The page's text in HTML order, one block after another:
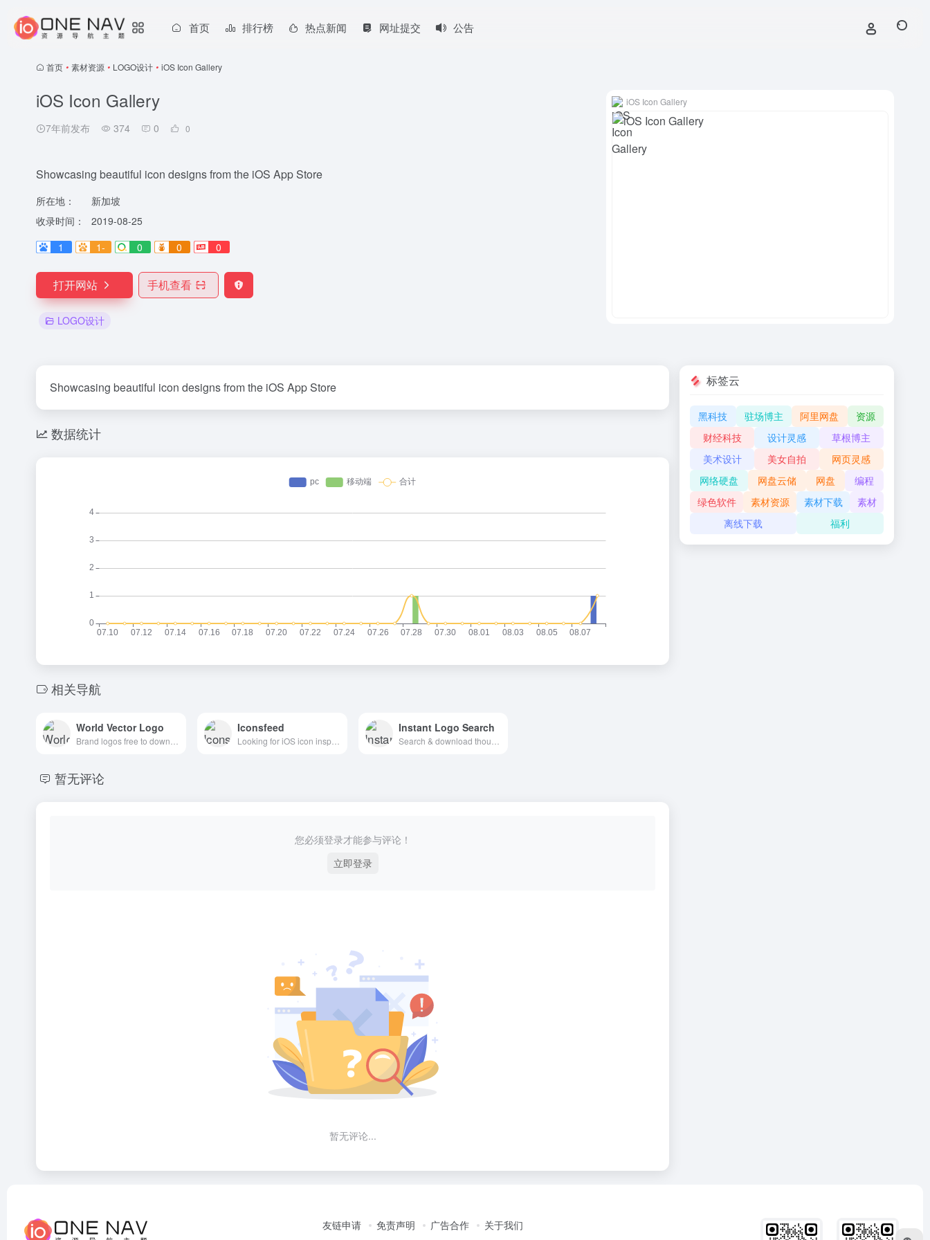
首页 排行榜 热点新闻 网址提交 公告
首页 • 素材资源 • LOGO设计 • iOS Icon Gallery
iOS Icon Gallery
7年前发布 374 0 0
Showcasing beautiful icon designs from the iOS App Store
所在地：
新加坡
收录时间：
2019-08-25
1
1- 0 0 0
打开网站 手机查看
LOGO设计
iOS Icon Gallery
Showcasing beautiful icon designs from the iOS App Store
数据统计
相关导航
World Vector Logo Iconsfeed
Looking for iOS icon inspiration? We bring the iOS icons gallery to you.
Instant Logo Search
暂无评论
您必须登录才能参与评论！
立即登录
暂无评论...
标签云
黑科技 驻场博主 阿里网盘
资源
财经科技
设计灵感
草根博主
美术设计
美女自拍
网页灵感
网络硬盘
网盘云储 网盘
编程
绿色软件
素材资源 素材下载
素材
离线下载
福利
友链申请 免责声明 广告合作 关于我们